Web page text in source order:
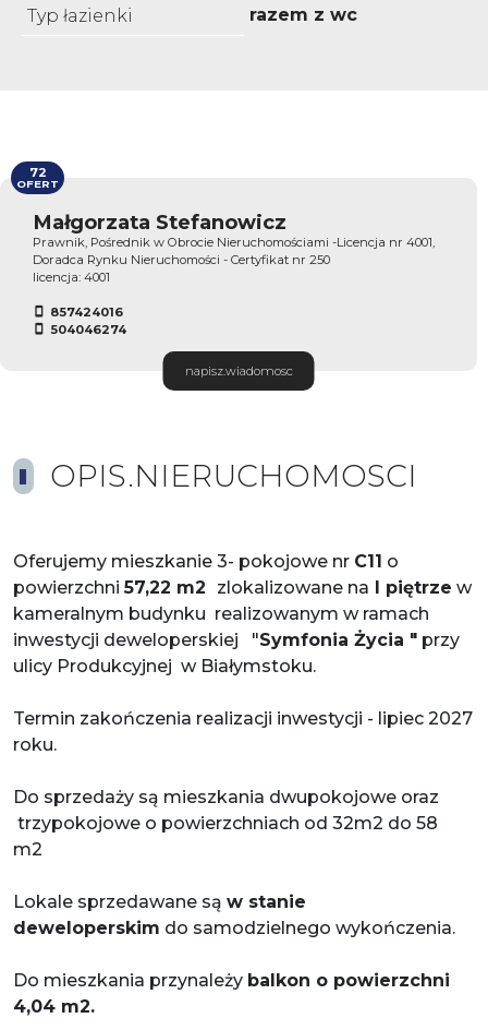
Typ łazienki
razem z wc
Małgorzata Stefanowicz
Prawnik, Pośrednik w Obrocie Nieruchomościami -Licencja nr 4001,
Doradca Rynku Nieruchomości - Certyfikat nr 250
licencja: 4001
857424016
504046274
napisz.wiadomosc
72
OFERT
OPIS.NIERUCHOMOSCI
Oferujemy mieszkanie 3- pokojowe nr C11 o
powierzchni57,22 m2 zlokalizowane na I piętrze w
kameralnym budynku realizowanym w ramach
inwestycji deweloperskiej "Symfonia Życia " przy
ulicy Produkcyjnej w Białymstoku.
Termin zakończenia realizacji inwestycji - lipiec 2027
roku.
Do sprzedaży są mieszkania dwupokojowe oraz
trzypokojowe o powierzchniach od 32m2 do 58
m2
Lokale sprzedawane są w stanie
deweloperskim do samodzielnego wykończenia.
Do mieszkania przynależy balkon o powierzchni
4,04 m2.